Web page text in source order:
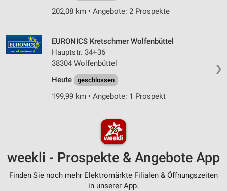
202,08 km • Angebote: 2 Prospekte
❯
EURONICS Kretschmer Wolfenbüttel
Hauptstr. 34+36
38304 Wolfenbüttel
Heute
geschlossen
199,99 km • Angebote: 1 Prospekt
weekli - Prospekte & Angebote App
Finden Sie noch mehr Elektromärkte Filialen & Öffnungszeiten
in unserer App.